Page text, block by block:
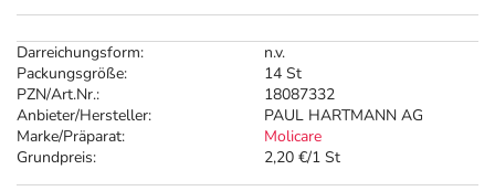
Darreichungsform:
n.v.
Packungsgröße:
14 St
PZN/Art.Nr.:
18087332
Anbieter/Hersteller:
PAUL HARTMANN AG
Marke/Präparat:
Molicare
Grundpreis:
2,20 €/1 St